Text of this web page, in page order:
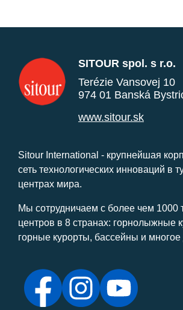
SITOUR spol. s r.o.
Terézie Vansovej 10
974 01 Banská
www.sitour.sk
Sitour International - крупнейшая
сеть технологических инноваций в
центрах мира.
Мы сотрудничаем с более чем 1000
центров в 8 странах: горнолыжные
горные курорты, бассейны и многое